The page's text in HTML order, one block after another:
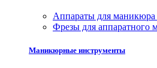
Аппараты для
Фрезы для аппаратного
Маникюрные инструменты